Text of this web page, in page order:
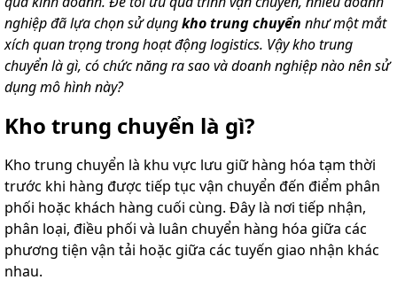
Liên
hệ
nghiệp đã lựa chọn sử dụngkho trung chuyển như một mắt
xích quan trọng trong hoạt động logistics. Vậy kho trung
chuyển là gì, có chức năng ra sao và doanh nghiệp nào nên sử
dụng mô hình này?
Kho trung chuyển là gì?
Kho trung chuyển là khu vực lưu giữ hàng hóa tạm thời
trước khi hàng được tiếp tục vận chuyển đến điểm phân
phối hoặc khách hàng cuối cùng. Đây là nơi tiếp nhận,
phân loại, điều phối và luân chuyển hàng hóa giữa các
phương tiện vận tải hoặc giữa các tuyến giao nhận khác
nhau.